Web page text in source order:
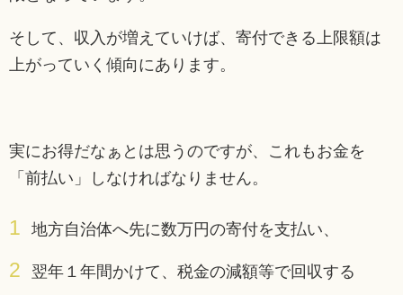
そして、収入が増えていけば、寄付できる上限額は
上がっていく傾向にあります。
実にお得だなぁとは思うのですが、これもお金を
「前払い」しなければなりません。
地方自治体へ先に数万円の寄付を支払い、
翌年１年間かけて、税金の減額等で回収する